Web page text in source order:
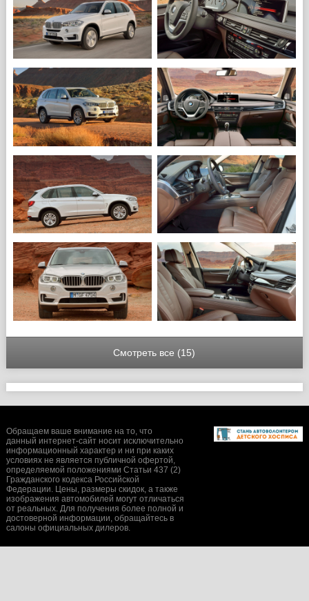
Смотреть все (15)
Обращаем ваше внимание на то, что
данный интернет-сайт носит исключительно
информационный характер и ни при каких
условиях не является публичной офертой,
определяемой положениями Статьи 437 (2)
Гражданского кодекса Российской
Федерации. Цены, размеры скидок, а также
изображения автомобилей могут отличаться
от реальных. Для получения более полной и
достоверной информации, обращайтесь в
салоны официальных дилеров.